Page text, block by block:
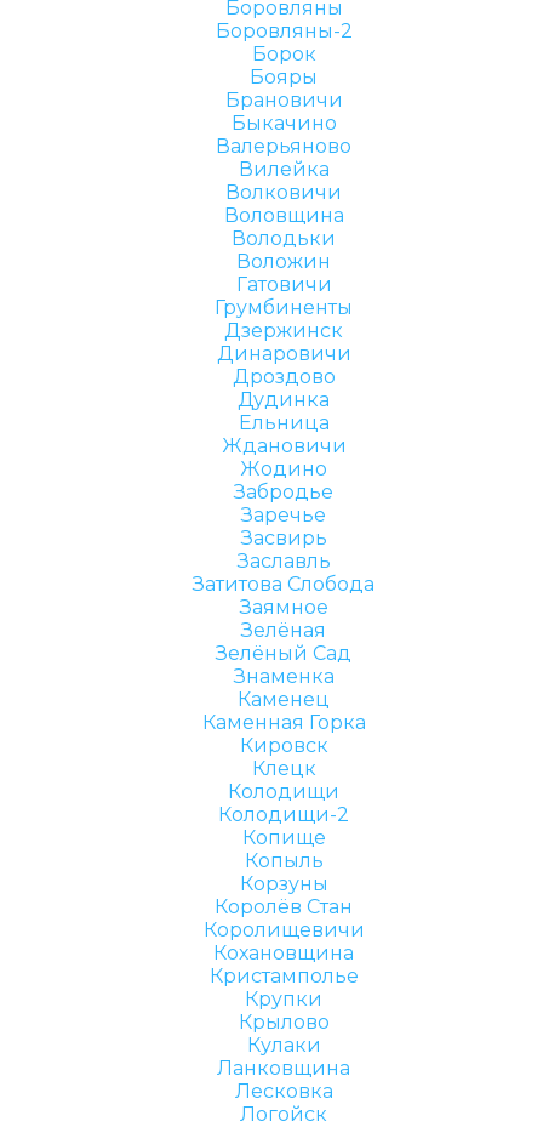
Боровляны
Боровляны-2
Борок
Бояры
Брановичи
Быкачино
Валерьяново
Вилейка
Волковичи
Воловщина
Володьки
Воложин
Гатовичи
Грумбиненты
Дзержинск
Динаровичи
Дроздово
Дудинка
Ельница
Ждановичи
Жодино
Забродье
Заречье
Засвирь
Заславль
Затитова Слобода
Заямное
Зелёная
Зелёный Сад
Знаменка
Каменец
Каменная Горка
Кировск
Клецк
Колодищи
Колодищи-2
Копище
Копыль
Корзуны
Королёв Стан
Королищевичи
Кохановщина
Кристамполье
Крупки
Крылово
Кулаки
Ланковщина
Лесковка
Логойск